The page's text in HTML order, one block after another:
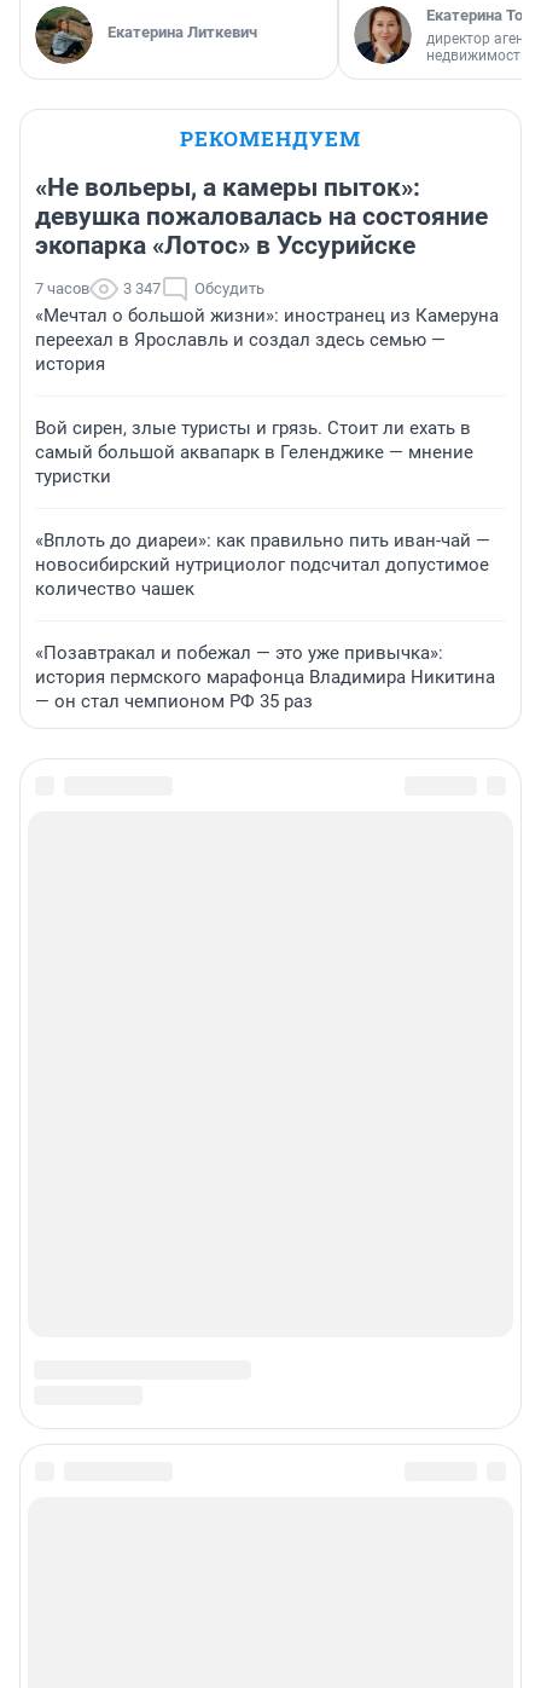
Екатерина Литкевич
Екатерина
директор
недвижимости
РЕКОМЕНДУЕМ
«Не вольеры, а камеры пыток»:
девушка пожаловалась на состояние
экопарка «Лотос» в Уссурийске
7 часов 3 347 Обсудить
«Мечтал о большой жизни»: иностранец из Камеруна
переехал в Ярославль и создал здесь семью —
история
Вой сирен, злые туристы и грязь. Стоит ли ехать в
самый большой аквапарк в Геленджике — мнение
туристки
«Вплоть до диареи»: как правильно пить иван-чай —
новосибирский нутрициолог подсчитал допустимое
количество чашек
«Позавтракал и побежал — это уже привычка»:
история пермского марафонца Владимира Никитина
— он стал чемпионом РФ 35 раз